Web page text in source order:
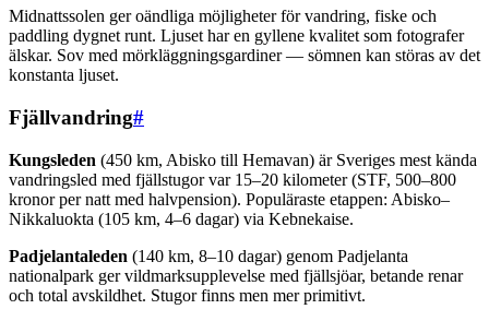
Midnattssolen ger oändliga möjligheter för vandring, fiske och
paddling dygnet runt. Ljuset har en gyllene kvalitet som fotografer
älskar. Sov med mörkläggningsgardiner — sömnen kan störas av det
konstanta ljuset.
Fjällvandring#
Kungsleden (450 km, Abisko till Hemavan) är Sveriges mest kända
vandringsled med fjällstugor var 15–20 kilometer (STF, 500–800
kronor per natt med halvpension). Populäraste etappen: Abisko–
Nikkaluokta (105 km, 4–6 dagar) via Kebnekaise.
Padjelantaleden (140 km, 8–10 dagar) genom Padjelanta
nationalpark ger vildmarksupplevelse med fjällsjöar, betande renar
och total avskildhet. Stugor finns men mer primitivt.